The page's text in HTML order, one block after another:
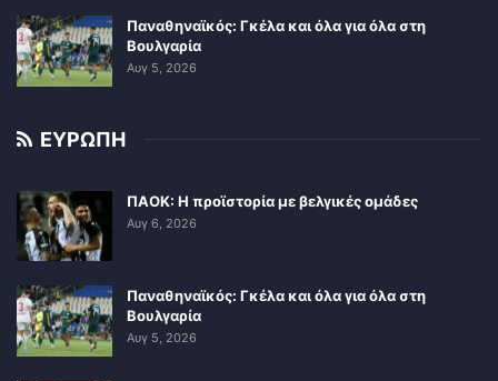
Παναθηναϊκός: Γκέλα και όλα για όλα στη
Βουλγαρία
Αυγ 5, 2026
ΕΥΡΩΠΗ
ΠΑΟΚ: Η προϊστορία με βελγικές ομάδες
Αυγ 6, 2026
Παναθηναϊκός: Γκέλα και όλα για όλα στη
Βουλγαρία
Αυγ 5, 2026